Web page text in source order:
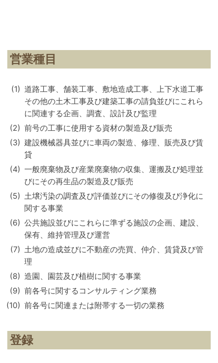
営業種目
道路工事、舗装工事、敷地造成工事、上下水道工事
その他の土木工事及び建築工事の請負並びにこれら
に関連する企画、調査、設計及び監理
前号の工事に使用する資材の製造及び販売
建設機械器具並びに車両の製造、修理、販売及び賃
貸
一般廃棄物及び産業廃棄物の収集、運搬及び処理並
びにその再生品の製造及び販売
土壌汚染の調査及び評価並びにその修復及び浄化に
関する事業
公共施設並びにこれらに準ずる施設の企画、建設、
保有、維持管理及び運営
土地の造成並びに不動産の売買、仲介、賃貸及び管
理
造園、園芸及び植樹に関する事業
前各号に関するコンサルティング業務
前各号に関連または附帯する一切の業務
登録